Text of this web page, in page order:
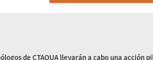
de CTAQUA llevarán a cabo una acción